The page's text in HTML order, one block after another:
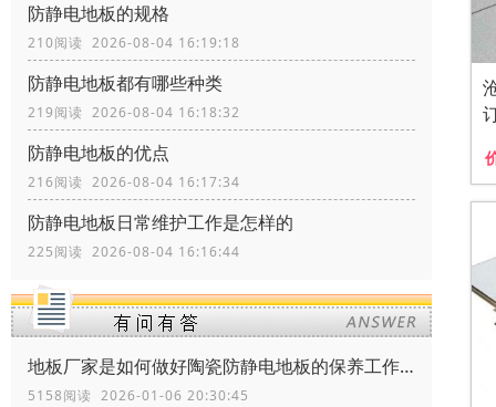
防静电地板的规格
210阅读 2026-08-04 16:19:18
防静电地板都有哪些种类
219阅读 2026-08-04 16:18:32
防静电地板的优点
216阅读 2026-08-04 16:17:34
防静电地板日常维护工作是怎样的
225阅读 2026-08-04 16:16:44
地板厂家是如何做好陶瓷防静电地板的保养工作？
5158阅读 2026-01-06 20:30:45